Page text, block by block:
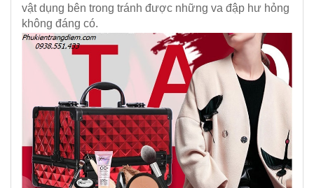
vật dụng bên trong tránh được những va đập hư hỏng
không đáng có.